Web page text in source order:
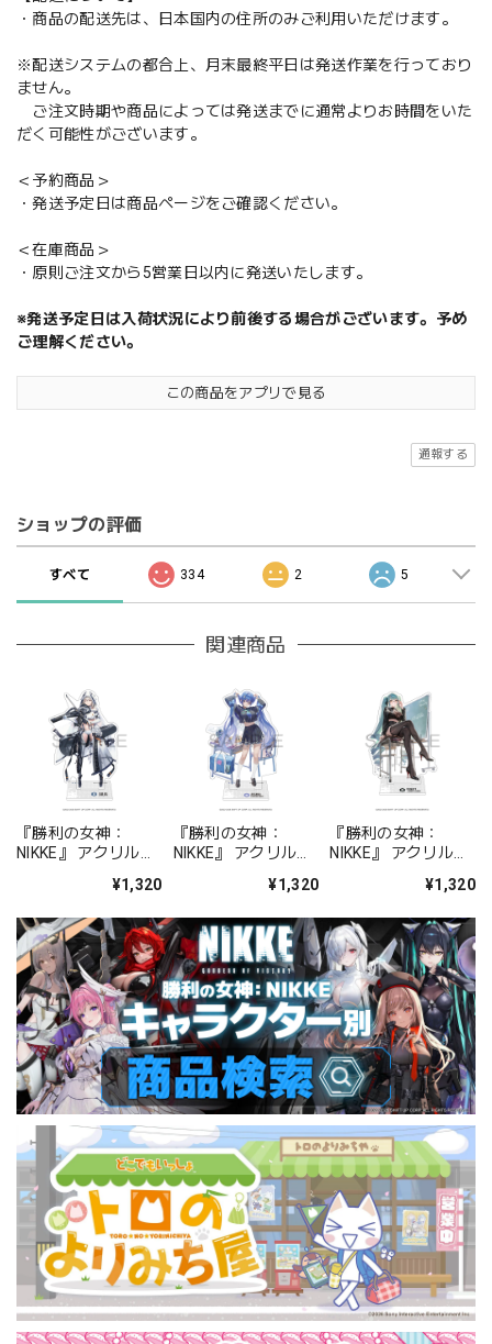
・商品の配送先は、日本国内の住所のみご利用いただけます。
※配送システムの都合上、月末最終平日は発送作業を行っており
ません。
ご注文時期や商品によっては発送までに通常よりお時間をいた
だく可能性がございます。
＜予約商品＞
・発送予定日は商品ページをご確認ください。
＜在庫商品＞
・原則ご注文から5営業日以内に発送いたします。
※発送予定日は入荷状況により前後する場合がございます。予め
ご理解ください。
この商品をアプリで見る
通報する
ショップの評価
すべて 334 2 5
関連商品
『勝利の女神：
NIKKE』 アクリルス
¥1,320
『勝利の女神：
NIKKE』 アクリルス
ォーチュンメイト
¥1,320
『勝利の女神：
NIKKE』 アクリルス
シャープレッスン
¥1,320